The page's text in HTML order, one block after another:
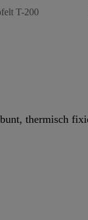
T-200
thermisch